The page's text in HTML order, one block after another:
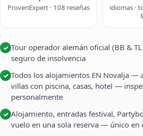
ProvenExpert · 108 reseñas
idiomas ·
✓ Tour operador alemán oficial (BB &
seguro de insolvencia
✓ Todos los alojamientos EN Novalja —
villas con piscina, casas, hotel —
personalmente
✓ Alojamiento, entradas festival,
vuelo en una sola reserva — único en